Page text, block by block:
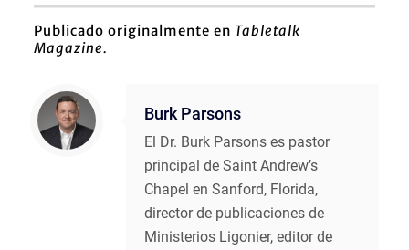
Publicado originalmente en Tabletalk
Magazine.
Burk Parsons
El Dr. Burk Parsons es pastor
principal de Saint Andrew’s
Chapel en Sanford, Florida,
director de publicaciones de
Ministerios Ligonier, editor de